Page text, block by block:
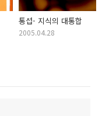
통섭- 지식의 대통합
2005.04.28